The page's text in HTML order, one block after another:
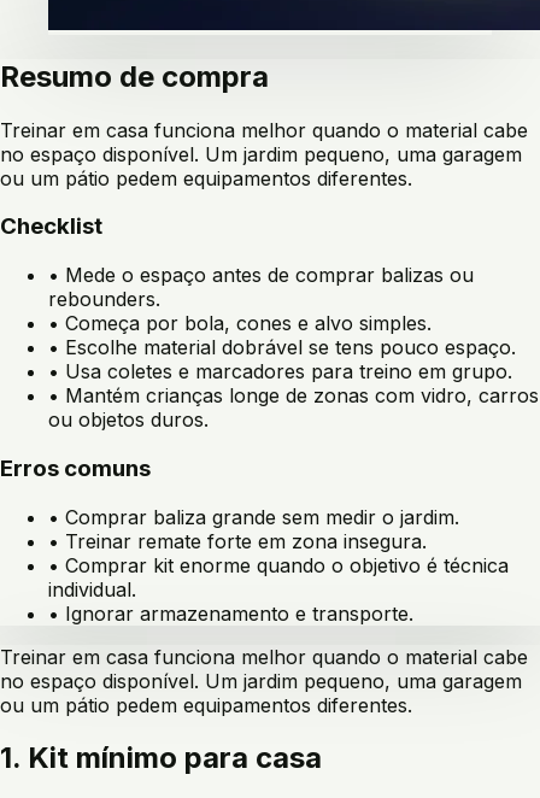
Resumo de compra
Treinar em casa funciona melhor quando o material cabe
no espaço disponível. Um jardim pequeno, uma garagem
ou um pátio pedem equipamentos diferentes.
Checklist
• Mede o espaço antes de comprar balizas ou
rebounders.
• Começa por bola, cones e alvo simples.
• Escolhe material dobrável se tens pouco espaço.
• Usa coletes e marcadores para treino em grupo.
• Mantém crianças longe de zonas com vidro, carros
ou objetos duros.
Erros comuns
• Comprar baliza grande sem medir o jardim.
• Treinar remate forte em zona insegura.
• Comprar kit enorme quando o objetivo é técnica
individual.
• Ignorar armazenamento e transporte.
Treinar em casa funciona melhor quando o material cabe
no espaço disponível. Um jardim pequeno, uma garagem
ou um pátio pedem equipamentos diferentes.
1. Kit mínimo para casa